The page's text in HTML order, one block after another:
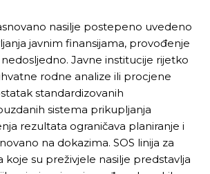
nasilje postepeno uvedeno
javnim finansijama, provođenje
Javne institucije rijetko
rodne analize ili procjene
standardizovanih
sistema prikupljanja
rezultata ograničava planiranje i
na dokazima. SOS linija za
koje su preživjele nasilje predstavlja